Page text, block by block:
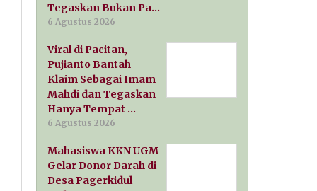
Tegaskan Bukan Pa…
6 Agustus 2026
Viral di Pacitan,
Pujianto Bantah
Klaim Sebagai Imam
Mahdi dan Tegaskan
Hanya Tempat …
6 Agustus 2026
Mahasiswa KKN UGM
Gelar Donor Darah di
Desa Pagerkidul